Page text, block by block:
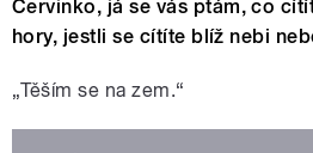
Červinko, já se vás ptám, co
hory, jestli se cítíte blíž nebi
„Těším se na zem.“